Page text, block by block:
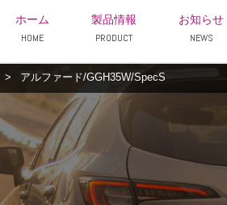
ホーム
HOME
製品情報
PRODUCT
お知らせ
NEWS
> アルファード/GGH35W/SpecS